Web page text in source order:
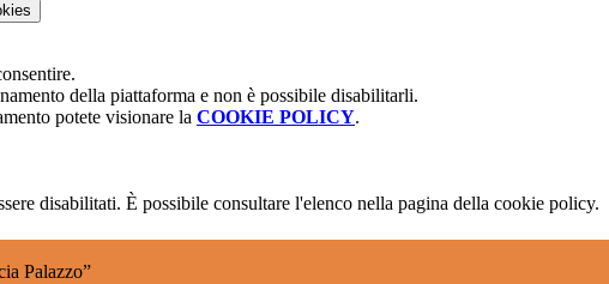
della piattaforma e non è possibile disabilitarli.
potete visionare la COOKIE POLICY.
disabilitati. È possibile consultare l'elenco nella pagina della cookie policy.
Palazzo”